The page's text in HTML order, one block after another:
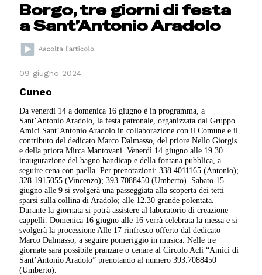
Borgo, tre giorni di festa
a Sant’Antonio Aradolo
09 giugno 2024
Cuneo
Da venerdì 14 a domenica 16 giugno è in programma, a
Sant’Antonio Aradolo, la festa patronale, organizzata dal Gruppo
Amici Sant’Antonio Aradolo in collaborazione con il Comune e il
contributo del dedicato Marco Dalmasso, del priore Nello Giorgis
e della priora Mirca Mantovani. Venerdì 14 giugno alle 19.30
inaugurazione del bagno handicap e della fontana pubblica, a
seguire cena con paella. Per prenotazioni: 338.4011165 (Antonio);
328.1915055 (Vincenzo); 393.7088450 (Umberto). Sabato 15
giugno alle 9 si svolgerà una passeggiata alla scoperta dei tetti
sparsi sulla collina di Aradolo; alle 12.30 grande polentata.
Durante la giornata si potrà assistere al laboratorio di creazione
cappelli. Domenica 16 giugno alle 16 verrà celebrata la messa e si
svolgerà la processione Alle 17 rinfresco offerto dal dedicato
Marco Dalmasso, a seguire pomeriggio in musica. Nelle tre
giornate sarà possibile pranzare o cenare al Circolo Acli “Amici di
Sant’Antonio Aradolo” prenotando al numero 393.7088450
(Umberto).